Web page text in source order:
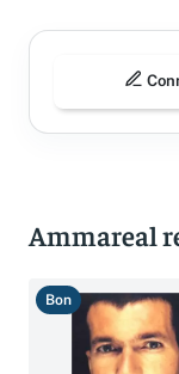
Ammareal
Bon